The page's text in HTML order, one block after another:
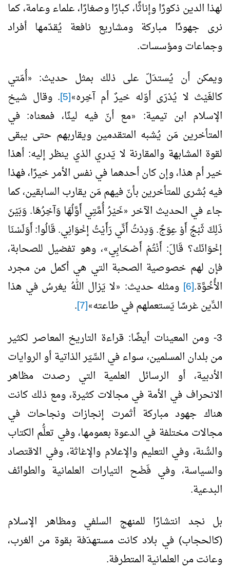
لهذا الدين ذكورًا وإناثًا، كبارًا وصغارًا، علماء وعامة، كما
نرى جهودًا مباركة ومشاريع نافعة يُقدّمها أفراد
وجماعات ومؤسسات.
ويمكن أن يُستدَلّ على ذلك بمثل حديث:
«أُمّتي
كالغَيْث لا يُدْرَى أوّله خيرٌ أم آخِره»
[5] . وقال شيخ
الإسلام ابن تيمية:
«مع أنّ فيه لينًا، فمعناه: في
المتأخرين مَن يُشبه المتقدمين ويقاربهم حتى يبقى
لقوة المشابهة والمقارنة لا يَدري الذي ينظر إليه: أهذا
خير أم هذا، وإن كان أحدهما في نفس الأمر خيرًا، فهذا
فيه بُشرى للمتأخرين بأنّ فيهم مَن يقارب السابقين، كما
جاء في الحديث الآخر «خَيْرُ أُمَّتِي أَوَّلُهَا وَآخِرُهَا. وَبَيْنَ
ذَلِكَ ثَبْجٌ أَوْ عِوَجٌ. وَدِدْتُ أَنِّي رَأَيْتُ إخْوَانِي. قَالُوا: أَوَلَسْنَا
إخْوَانَك؟ قَالَ: أَنْتُمْ أَصْحَابِي»، وهو تفضيل للصحابة،
فإن لهم خصوصية الصحبة التي هي أكمل من مجرد
الأُخُوَّة.[6] ومثله حديث: «لا يَزال اللهُ يغرسُ في هذا
الدِّين غرسًا يَستعملهم في طاعته»
[7]
.
3- ومن المعينات أيضًا: قراءة التاريخ المعاصر لكثير
من بلدان المسلمين، سواء في السِّيَر الذاتية أو الروايات
الأدبية، أو الرسائل العلمية التي رصدت مظاهر
الانحراف في الأمة في مجالات كثيرة، ومع ذلك كانت
هناك جهود مباركة أثمرت إنجازات ونجاحات في
مجالات مختلفة في الدعوة بعمومها، وفي تعلُّم الكتاب
والسُّنة، وفي التعليم والإعلام والإغاثة، وفي الاقتصاد
والسياسة، وفي فَضْح التيارات العلمانية والطوائف
البدعية.
بل نجد انتشارًا للمنهج السلفي ومظاهر الإسلام
(كالحجاب) في بلاد كانت مستهدَفة بقوة من الغرب،
وعانت من العلمانية المتطرفة.